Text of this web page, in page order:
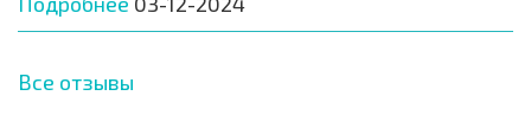
Все отзывы